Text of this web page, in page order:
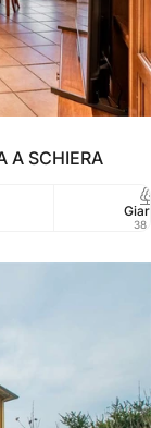
A SCHIERA
38